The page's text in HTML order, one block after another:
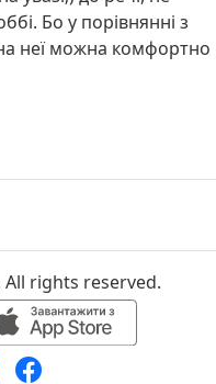
та 82%, ще буває
)) А в двигун
мастило на основі
- олива ;)
Бо у порівнянні з
неї можна комфортно
All rights reserved.